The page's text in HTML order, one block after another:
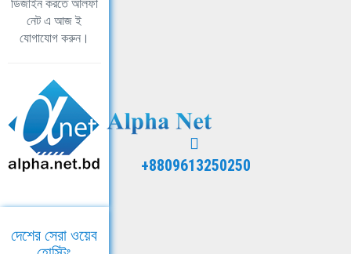
ডিজাইন করতে আলফা
নেট এ আজ ই
যোগাযোগ করুন।
+8809613250250
দেশের সেরা ওয়েব